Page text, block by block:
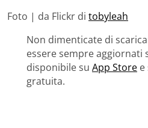
Foto | da Flickr di tobyleah
Non dimenticate di
essere sempre aggiornati
disponibile su App Store e
gratuita.